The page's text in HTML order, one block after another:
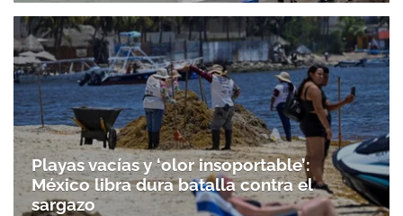
Playas vacías y ‘olor insoportable’:
México libra dura batalla contra el
sargazo